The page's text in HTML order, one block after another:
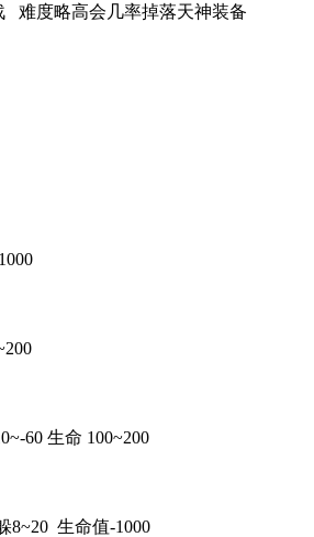
难度略高会几率掉落天神装备
60 生命 100~200
8~20 生命值-1000